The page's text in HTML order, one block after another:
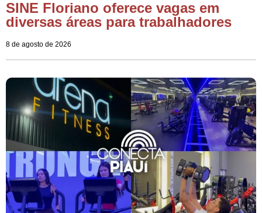
SINE Floriano oferece vagas em
diversas áreas para trabalhadores
8 de agosto de 2026